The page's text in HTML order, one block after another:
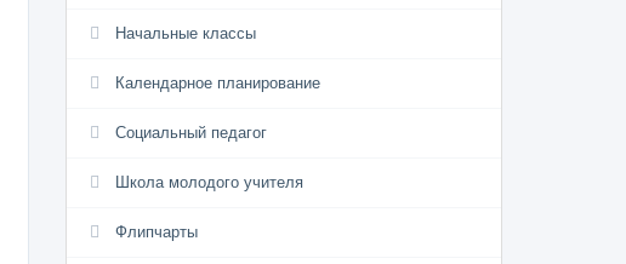
Начальные классы
Календарное планирование
Социальный педагог
Школа молодого учителя
Флипчарты